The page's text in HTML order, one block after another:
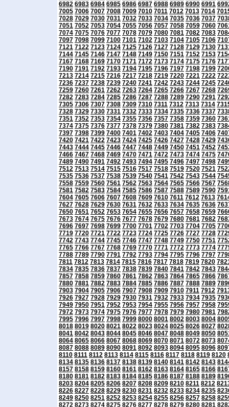
6982 6983 6984 6985 6986 6987 6988 6989 6990 6991
7005 7006 7007 7008 7009 7010 7011 7012 7013 7014
7028 7029 7030 7031 7032 7033 7034 7035 7036 7037
7051 7052 7053 7054 7055 7056 7057 7058 7059 7060
7074 7075 7076 7077 7078 7079 7080 7081 7082 7083
7097 7098 7099 7100 7101 7102 7103 7104 7105 7106
7121 7122 7123 7124 7125 7126 7127 7128 7129 7130
7144 7145 7146 7147 7148 7149 7150 7151 7152 7153
7167 7168 7169 7170 7171 7172 7173 7174 7175 7176
7190 7191 7192 7193 7194 7195 7196 7197 7198 7199
7213 7214 7215 7216 7217 7218 7219 7220 7221 7222
7236 7237 7238 7239 7240 7241 7242 7243 7244 7245
7259 7260 7261 7262 7263 7264 7265 7266 7267 7268
7282 7283 7284 7285 7286 7287 7288 7289 7290 7291
7305 7306 7307 7308 7309 7310 7311 7312 7313 7314
7328 7329 7330 7331 7332 7333 7334 7335 7336 7337
7351 7352 7353 7354 7355 7356 7357 7358 7359 7360
7374 7375 7376 7377 7378 7379 7380 7381 7382 7383
7397 7398 7399 7400 7401 7402 7403 7404 7405 7406
7420 7421 7422 7423 7424 7425 7426 7427 7428 7429
7443 7444 7445 7446 7447 7448 7449 7450 7451 7452
7466 7467 7468 7469 7470 7471 7472 7473 7474 7475
7489 7490 7491 7492 7493 7494 7495 7496 7497 7498
7512 7513 7514 7515 7516 7517 7518 7519 7520 7521
7535 7536 7537 7538 7539 7540 7541 7542 7543 7544
7558 7559 7560 7561 7562 7563 7564 7565 7566 7567
7581 7582 7583 7584 7585 7586 7587 7588 7589 7590
7604 7605 7606 7607 7608 7609 7610 7611 7612 7613
7627 7628 7629 7630 7631 7632 7633 7634 7635 7636
7650 7651 7652 7653 7654 7655 7656 7657 7658 7659
7673 7674 7675 7676 7677 7678 7679 7680 7681 7682
7696 7697 7698 7699 7700 7701 7702 7703 7704 7705
7719 7720 7721 7722 7723 7724 7725 7726 7727 7728
7742 7743 7744 7745 7746 7747 7748 7749 7750 7751
7765 7766 7767 7768 7769 7770 7771 7772 7773 7774
7788 7789 7790 7791 7792 7793 7794 7795 7796 7797
7811 7812 7813 7814 7815 7816 7817 7818 7819 7820
7834 7835 7836 7837 7838 7839 7840 7841 7842 7843
7857 7858 7859 7860 7861 7862 7863 7864 7865 7866
7880 7881 7882 7883 7884 7885 7886 7887 7888 7889
7903 7904 7905 7906 7907 7908 7909 7910 7911 7912
7926 7927 7928 7929 7930 7931 7932 7933 7934 7935
7949 7950 7951 7952 7953 7954 7955 7956 7957 7958
7972 7973 7974 7975 7976 7977 7978 7979 7980 7981
7995 7996 7997 7998 7999 8000 8001 8002 8003 8004
8018 8019 8020 8021 8022 8023 8024 8025 8026 8027
8041 8042 8043 8044 8045 8046 8047 8048 8049 8050
8064 8065 8066 8067 8068 8069 8070 8071 8072 8073
8087 8088 8089 8090 8091 8092 8093 8094 8095 8096
8110 8111 8112 8113 8114 8115 8116 8117 8118 8119 8120
8134 8135 8136 8137 8138 8139 8140 8141 8142 8143
8157 8158 8159 8160 8161 8162 8163 8164 8165 8166
8180 8181 8182 8183 8184 8185 8186 8187 8188 8189
8203 8204 8205 8206 8207 8208 8209 8210 8211 8212
8226 8227 8228 8229 8230 8231 8232 8233 8234 8235
8249 8250 8251 8252 8253 8254 8255 8256 8257 8258
8272 8273 8274 8275 8276 8277 8278 8279 8280 8281